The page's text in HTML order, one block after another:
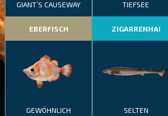
GIANT’S CAUSEWAY
EBERFISCH
GEWÖHNLICH
TIEFSEE
ZIGARRENHAI
SELTEN